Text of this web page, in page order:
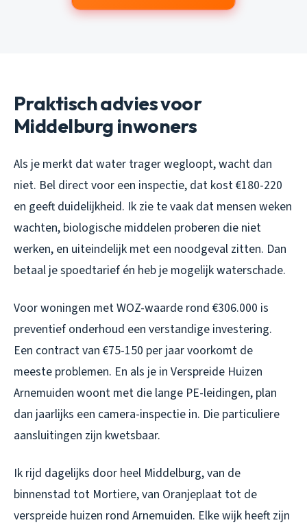
Praktisch advies voor
Middelburg inwoners
Als je merkt dat water trager wegloopt, wacht dan
niet. Bel direct voor een inspectie, dat kost €180-220
en geeft duidelijkheid. Ik zie te vaak dat mensen weken
wachten, biologische middelen proberen die niet
werken, en uiteindelijk met een noodgeval zitten. Dan
betaal je spoedtarief én heb je mogelijk waterschade.
Voor woningen met WOZ-waarde rond €306.000 is
preventief onderhoud een verstandige investering.
Een contract van €75-150 per jaar voorkomt de
meeste problemen. En als je in Verspreide Huizen
Arnemuiden woont met die lange PE-leidingen, plan
dan jaarlijks een camera-inspectie in. Die particuliere
aansluitingen zijn kwetsbaar.
Ik rijd dagelijks door heel Middelburg, van de
binnenstad tot Mortiere, van Oranjeplaat tot de
verspreide huizen rond Arnemuiden. Elke wijk heeft zijn